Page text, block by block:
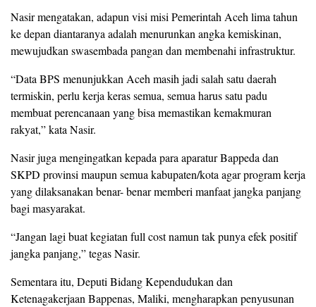
Nasir mengatakan, adapun visi misi Pemerintah Aceh lima tahun
ke depan diantaranya adalah menurunkan angka kemiskinan,
mewujudkan swasembada pangan dan membenahi infrastruktur.
“Data BPS menunjukkan Aceh masih jadi salah satu daerah
termiskin, perlu kerja keras semua, semua harus satu padu
membuat perencanaan yang bisa memastikan kemakmuran
rakyat,” kata Nasir.
Nasir juga mengingatkan kepada para aparatur Bappeda dan
SKPD provinsi maupun semua kabupaten/kota agar program kerja
yang dilaksanakan benar- benar memberi manfaat jangka panjang
bagi masyarakat.
“Jangan lagi buat kegiatan full cost namun tak punya efek positif
jangka panjang,” tegas Nasir.
Sementara itu, Deputi Bidang Kependudukan dan
Ketenagakerjaan Bappenas, Maliki, mengharapkan penyusunan